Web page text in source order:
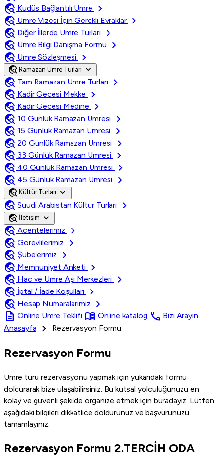
travel_explore Kudüs Bağlantılı Umre
chevron_right
travel_explore Umre Vizesi İçin Gerekli Evraklar
chevron_right
travel_explore Diğer İllerde Umre Turları
chevron_right
travel_explore Umre Bilgi Danışma Formu
chevron_right
travel_explore Umre Sözleşmesi chevron_right
travel_explore Ramazan Umre Turları expand_more
travel_explore Tam Ramazan Umre Turları
chevron_right
travel_explore Kadir Gecesi Mekke
chevron_right
travel_explore Kadir Gecesi Medine
chevron_right
travel_explore 10 Günlük Ramazan Umresi
chevron_right
travel_explore 15 Günlük Ramazan Umresi
chevron_right
travel_explore 20 Günlük Ramazan Umresi
chevron_right
travel_explore 33 Günlük Ramazan Umresi
chevron_right
travel_explore 40 Günlük Ramazan Umresi
chevron_right
travel_explore 45 Günlük Ramazan Umresi chevron_right
travel_explore Kültür Turları expand_more
travel_explore Suudi Arabistan Kültur Turları chevron_right
travel_explore İletişim expand_more
travel_explore Acentelerimiz
chevron_right
travel_explore Görevlilerimiz
chevron_right
travel_explore Şubelerimiz
chevron_right
travel_explore Memnuniyet Anketi
chevron_right
travel_explore Hac ve Umre Aşı Merkezleri
chevron_right
travel_explore İptal / İade Koşulları
chevron_right
travel_explore Hesap Numaralarımız
chevron_right
description Online Umre Teklifi menu_book Online katalog call Bizi Arayın
Anasayfa
chevron_right Rezervasyon Formu
Rezervasyon Formu
Umre turu rezervasyonu yapmak için yukarıdaki formu
doldurarak bize ulaşabilirsiniz. Bu kutsal yolculuğunuzu en
kolay ve güvenli şekilde organize etmek için buradayız. Lütfen
aşağıdaki bilgileri dikkatlice doldurunuz ve başvurunuzu
tamamlayınız.
Rezervasyon Formu 2.TERCİH ODA